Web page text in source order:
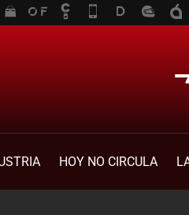
HOY NO CIRCULA